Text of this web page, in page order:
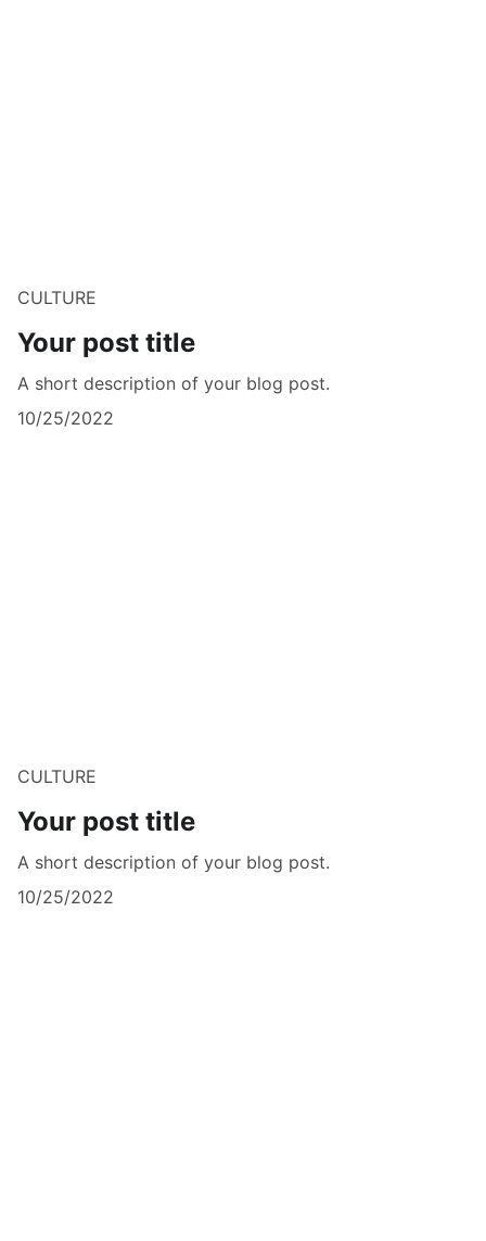
CULTURE
Your post title
A short description of your blog post.
10/25/2022
CULTURE
Your post title
A short description of your blog post.
10/25/2022